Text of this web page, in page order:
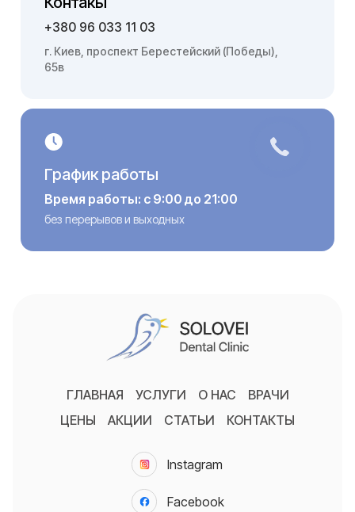
+380 96 033 11 03
г. Киев, проспект Берестейский (Победы),
65в
График работы
Время работы: с 9:00 до 21:00
без перерывов и выходных
ГЛАВНАЯ УСЛУГИ О НАС
ВРАЧИ
ЦЕНЫ
АКЦИИ СТАТЬИ КОНТАКТЫ
Instagram
Facebook